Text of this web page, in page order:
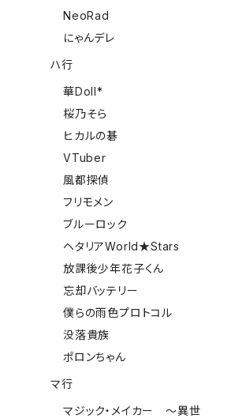
NeoRad
にゃんデレ
ハ行
華Doll*
桜乃そら
ヒカルの碁
VTuber
風都探偵
フリモメン
ブルーロック
ヘタリアWorld★Stars
放課後少年花子くん
忘却バッテリー
僕らの雨色プロトコル
没落貴族
ポロンちゃん
マ行
マジック・メイカー ～異世